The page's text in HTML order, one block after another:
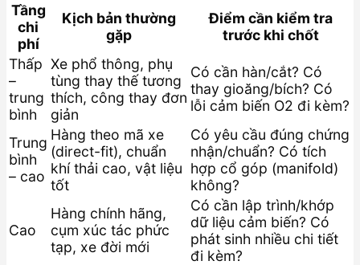
Tầng
chi
phí
Kịch bản thường
gặp
Điểm cần kiểm tra
trước khi chốt
Thấp
–
trung
bình
Xe phổ thông, phụ
tùng thay thế tương
thích, công thay đơn
giản
Có cần hàn/cắt? Có
thay gioăng/bích? Có
lỗi cảm biến O2 đi kèm?
Trung
bình
– cao
Hàng theo mã xe
(direct-fit), chuẩn
khí thải cao, vật liệu
tốt
Có yêu cầu đúng chứng
nhận/chuẩn? Có tích
hợp cổ góp (manifold)
không?
Cao
Hàng chính hãng,
cụm xúc tác phức
tạp, xe đời mới
Có cần lập trình/khớp
dữ liệu cảm biến? Có
phát sinh nhiều chi tiết
đi kèm?